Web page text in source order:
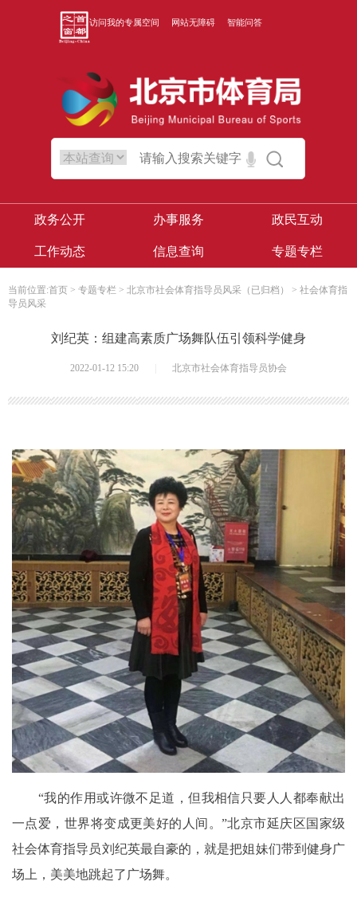
访问我的专属空间 网站无障碍 智能问答
政务公开 办事服务 政民互动
工作动态 信息查询 专题专栏
当前位置:首页 > 专题专栏 > 北京市社会体育指导员风采（已归档） > 社会体育指
导员风采
刘纪英：组建高素质广场舞队伍引领科学健身
2022-01-12 15:20 北京市社会体育指导员协会
“我的作用或许微不足道，但我相信只要人人都奉献出
一点爱，世界将变成更美好的人间。”北京市延庆区国家级
社会体育指导员刘纪英最自豪的，就是把姐妹们带到健身广
场上，美美地跳起了广场舞。